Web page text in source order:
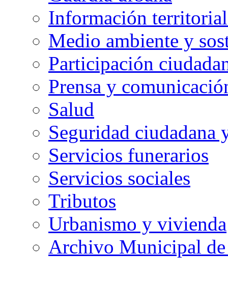
Información
Medio ambiente y
Participación
Prensa y
Salud
Seguridad ciudadana
Servicios funerarios
Servicios sociales
Tributos
Urbanismo y vivienda
Archivo Municipal de